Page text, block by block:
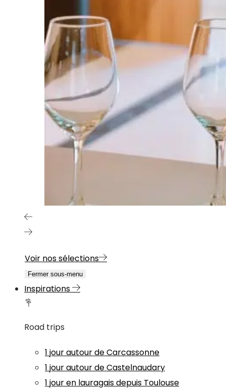
Voir nos sélections
Fermer sous-menu
Inspirations
Road trips
1 jour autour de Carcassonne
1 jour autour de Castelnaudary
1 jour en lauragais depuis Toulouse